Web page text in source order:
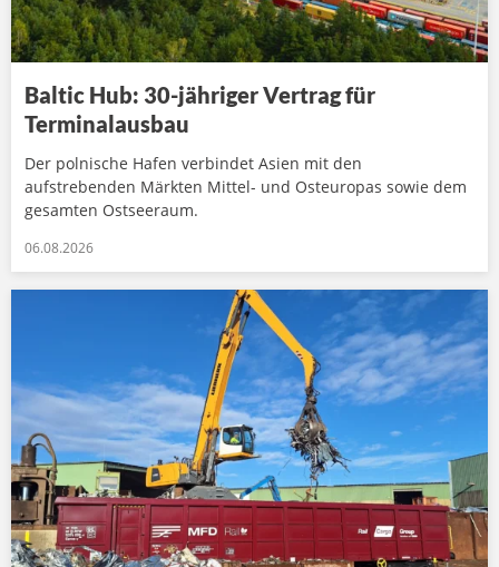
Baltic Hub: 30-jähriger Vertrag für
Terminalausbau
Der polnische Hafen verbindet Asien mit den
aufstrebenden Märkten Mittel- und Osteuropas sowie dem
gesamten Ostseeraum.
06.08.2026